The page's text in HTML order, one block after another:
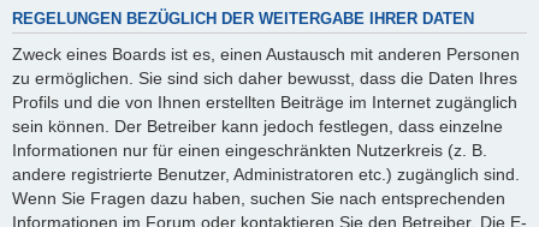
REGELUNGEN BEZÜGLICH DER WEITERGABE IHRER DATEN
Zweck eines Boards ist es, einen Austausch mit anderen Personen
zu ermöglichen. Sie sind sich daher bewusst, dass die Daten Ihres
Profils und die von Ihnen erstellten Beiträge im Internet zugänglich
sein können. Der Betreiber kann jedoch festlegen, dass einzelne
Informationen nur für einen eingeschränkten Nutzerkreis (z. B.
andere registrierte Benutzer, Administratoren etc.) zugänglich sind.
Wenn Sie Fragen dazu haben, suchen Sie nach entsprechenden
Informationen im Forum oder kontaktieren Sie den Betreiber. Die E-